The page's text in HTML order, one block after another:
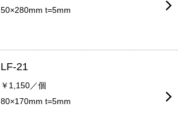
50×280mm t=5mm
LF-21
￥1,150／個
80×170mm t=5mm